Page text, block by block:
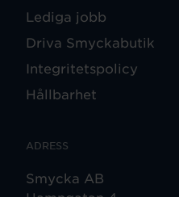
Lediga jobb
Driva Smyckabutik
Integritetspolicy
Hållbarhet
ADRESS
Smycka AB